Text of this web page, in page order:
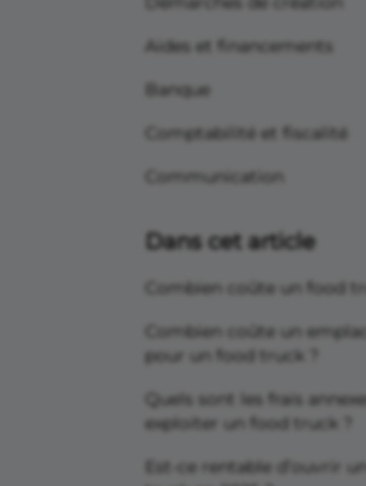
Aides et financements
Banque
Comptabilité et fiscalité
Communication
Dans cet article
Combien coûte un food
Combien coûte un
pour un food truck ?
Quels sont les frais
exploiter un food truck ?
Est-ce rentable d’ouvrir